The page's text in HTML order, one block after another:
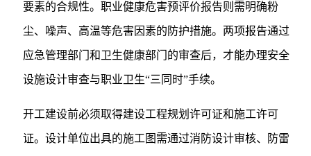
要素的合规性。职业健康危害预评价报告则需明确粉
尘、噪声、高温等危害因素的防护措施。两项报告通过
应急管理部门和卫生健康部门的审查后，才能办理安全
设施设计审查与职业卫生“三同时”手续。
开工建设前必须取得建设工程规划许可证和施工许可
证。设计单位出具的施工图需通过消防设计审核、防雷